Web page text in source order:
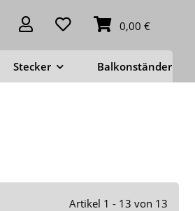
0,00 €
Stecker Balkonständer
Artikel 1 - 13 von 13